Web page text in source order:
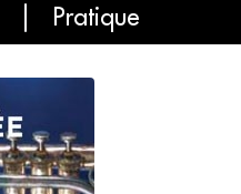
Pratique